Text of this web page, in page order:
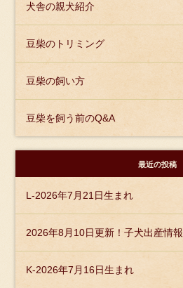
犬舎の親犬紹介
豆柴のトリミング
豆柴の飼い方
豆柴を飼う前のQ&A
最近の投稿
L-2026年7月21日生まれ
2026年8月10日更新！子犬出産情報
K-2026年7月16日生まれ